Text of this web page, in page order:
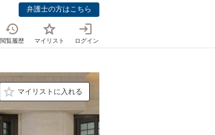
弁護士の方はこちら
閲覧履歴 マイリスト ログイン
マイリストに入れる